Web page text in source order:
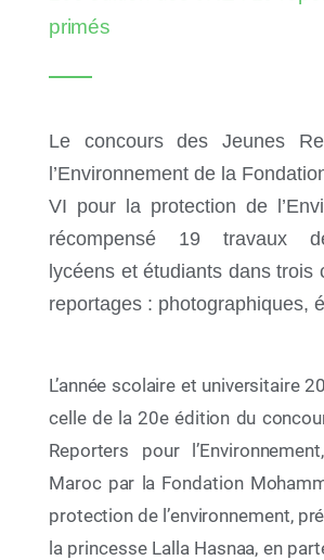
cinq nouvelles plages
AYCH Demo Day 2026 : la
la voie de 2030
primés
Le concours des Jeunes
l’Environnement de la
VI pour la protection de
récompensé 19 travaux
lycéens et étudiants dans trois
reportages : photographiques,
L’année scolaire et universitaire
celle de la 20e édition du
Reporters pour
Maroc par la Fondation
protection de l’environnement,
la princesse Lalla Hasnaa, en